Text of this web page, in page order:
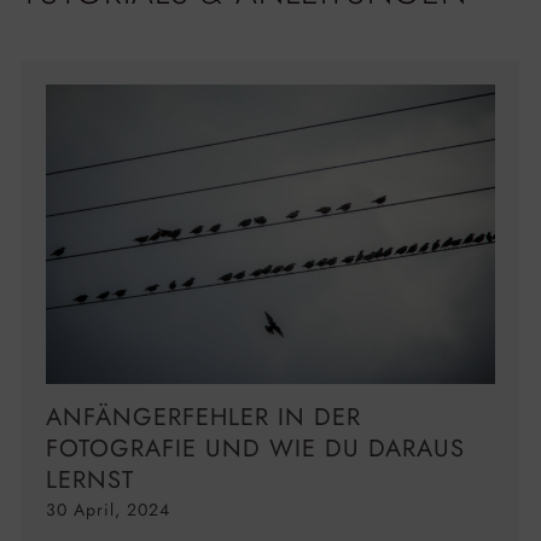
ANFÄNGERFEHLER IN DER
FOTOGRAFIE UND WIE DU DARAUS
LERNST
30 April, 2024